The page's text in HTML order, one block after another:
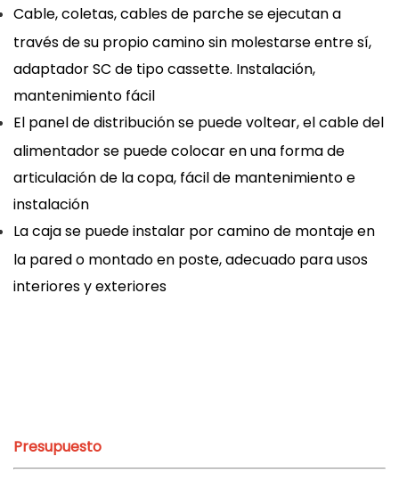
Cable, coletas, cables de parche se ejecutan a
través de su propio camino sin molestarse entre sí,
adaptador SC de tipo cassette. Instalación,
mantenimiento fácil
El panel de distribución se puede voltear, el cable del
alimentador se puede colocar en una forma de
articulación de la copa, fácil de mantenimiento e
instalación
La caja se puede instalar por camino de montaje en
la pared o montado en poste, adecuado para usos
interiores y exteriores
Presupuesto